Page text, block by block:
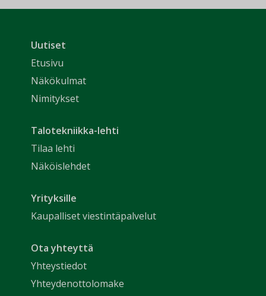
Uutiset
Etusivu
Näkökulmat
Nimitykset
Talotekniikka-lehti
Tilaa lehti
Näköislehdet
Yrityksille
Kaupalliset viestintäpalvelut
Ota yhteyttä
Yhteystiedot
Yhteydenottolomake